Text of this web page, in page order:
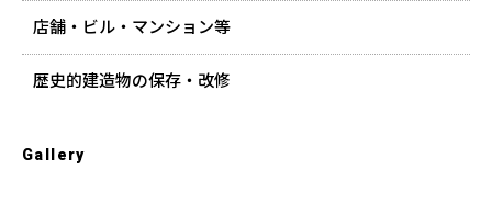
店舗・ビル・マンション等
歴史的建造物の保存・改修
Gallery